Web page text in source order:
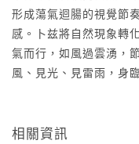
形成蕩氣迴腸的視覺節
感。卜兹將自然現象轉
氣而行，如風過雲湧，
風、見光、見雷雨，身
相關資訊